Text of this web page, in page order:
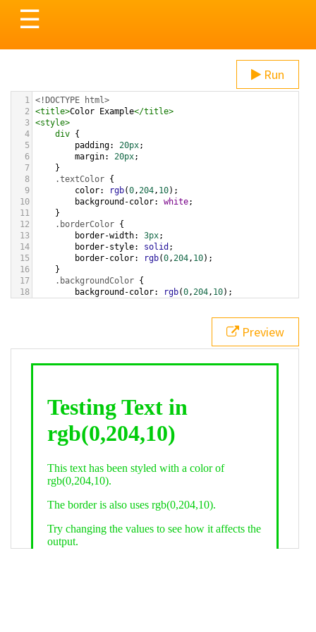
Toggle
navigation
☰
Run
1 <!DOCTYPE html>
2
<title>Color Example</title>
3 <style>
4
div {
5
padding: 20px;
6
margin: 20px;
7
}
8
.textColor {
9
color: rgb(0,204, 10);
10
background-color: white;
11
}
12
.borderColor {
13
border-width: 3px;
14
border-style: solid ;
15
border-color: rgb(0,204, 10);
16
}
17
.backgroundColor {
18
background-color: rgb(0,204, 10);
bottom ,
white, rgb(0,204,10));
div class="textColor borderColor"
< h1>Testing Text in rgb(0,204,10)
Preview